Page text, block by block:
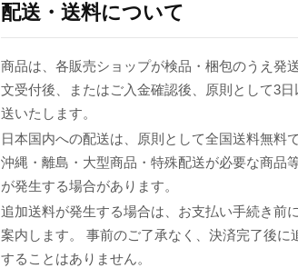
配送・送料について
商品は、各販売ショップが検品・梱包のうえ発
文受付後、またはご入金確認後、原則として3
送いたします。
日本国内への配送は、原則として全国送料無料
沖縄・離島・大型商品・特殊配送が必要な商品
が発生する場合があります。
追加送料が発生する場合は、お支払い手続き前
案内します。 事前のご了承なく、決済完了後に
することはありません。